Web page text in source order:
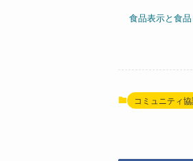
食品表示と食
コミュニティ